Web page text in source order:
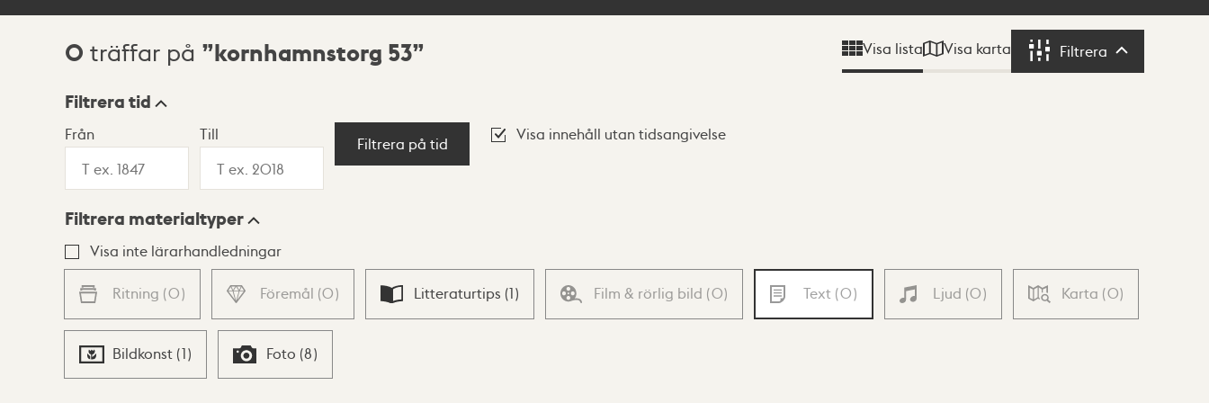
Sökresultat
0 träffar på kornhamnstorg 53 Visa lista Visa karta Filtrera Filtrera
Visningsläge
Lista Karta
Filtrera tid
Från Till
Filtrera på tid
Visa innehåll utan tidsangivelse
Filtrera materialtyper
Visa inte lärarhandledningar
Ritning (0) Föremål (0) Litteraturtips (1) Film & rörlig bild (0) Text (0) Ljud (0) Karta (0)
Bildkonst (1) Foto (8)